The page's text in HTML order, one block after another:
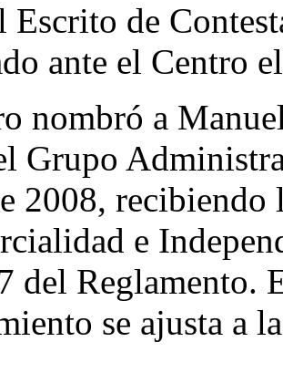
Escrito de
ante el Centro
nombró a
Grupo
2008,
e
del Reglamento.
se ajusta a